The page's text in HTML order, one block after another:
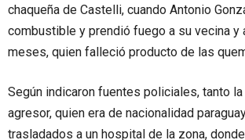
chaqueña de Castelli, cuando Antonio
combustible y prendió fuego a su vecina y
meses, quien falleció producto de las
Según indicaron fuentes policiales, tanto
agresor, quien era de nacionalidad
trasladados a un hospital de la zona,